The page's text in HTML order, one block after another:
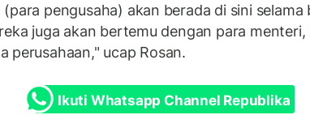
(para pengusaha) akan berada di sini selama
juga akan bertemu dengan para menteri,
perusahaan," ucap Rosan.
Ikuti Whatsapp Channel Republika